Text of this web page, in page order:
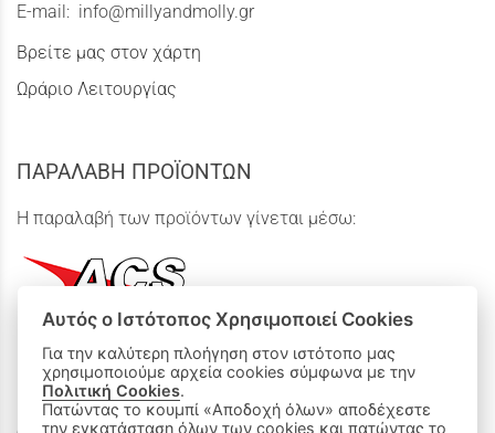
E-mail: info@millyandmolly.gr
Βρείτε μας στον χάρτη
Ωράριο Λειτουργίας
ΠΑΡΑΛΑΒΗ ΠΡΟΪΟΝΤΩΝ
Η παραλαβή των προϊόντων γίνεται μέσω:
ΟΙ ΑΓΟΡΕΣ ΜΟΥ
Αυτός ο Ιστότοπος Χρησιμοποιεί Cookies
Για την καλύτερη πλοήγηση στον ιστότοπο μας
χρησιμοποιούμε αρχεία cookies σύμφωνα με την
Πολιτική Cookies.
Πατώντας το κουμπί «Αποδοχή όλων» αποδέχεστε
την εγκατάσταση όλων των cookies και πατώντας το